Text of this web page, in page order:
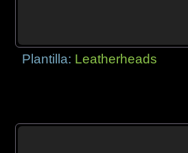
Plantilla: Leatherheads